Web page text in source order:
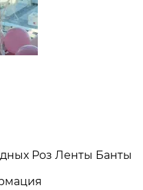
Роз Ленты Банты